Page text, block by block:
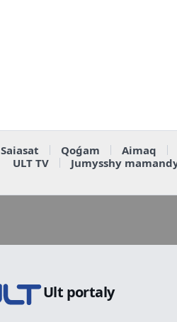
Saiasat Qoǵam Aimaq
ULT TV
Jumysshy
Ult portaly